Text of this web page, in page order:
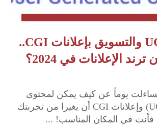
ماهو الUGC والتسويق بإعلانات CGI..
الإعلانات في 2024؟
يوماً عن كيف يمكن لمحتوى
المستخدم (UGC) وإعلانات CGI أن يغيرا من تجربتك
فأنت في المكان المناسب! ...